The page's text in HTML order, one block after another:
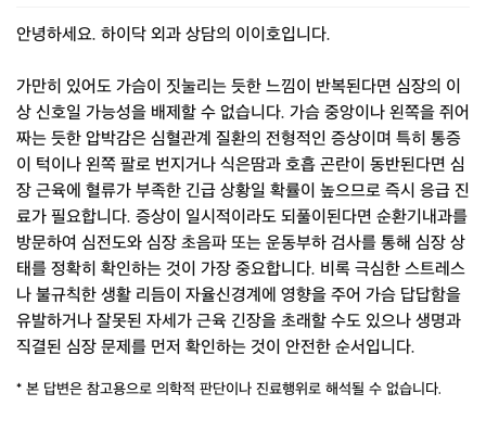
안녕하세요. 하이닥 외과 상담의 이이호입니다.
가만히 있어도 가슴이 짓눌리는 듯한 느낌이 반복된다면 심장의 이
상 신호일 가능성을 배제할 수 없습니다. 가슴 중앙이나 왼쪽을 쥐어
짜는 듯한 압박감은 심혈관계 질환의 전형적인 증상이며 특히 통증
이 턱이나 왼쪽 팔로 번지거나 식은땀과 호흡 곤란이 동반된다면 심
장 근육에 혈류가 부족한 긴급 상황일 확률이 높으므로 즉시 응급 진
료가 필요합니다. 증상이 일시적이라도 되풀이된다면 순환기내과를
방문하여 심전도와 심장 초음파 또는 운동부하 검사를 통해 심장 상
태를 정확히 확인하는 것이 가장 중요합니다. 비록 극심한 스트레스
나 불규칙한 생활 리듬이 자율신경계에 영향을 주어 가슴 답답함을
유발하거나 잘못된 자세가 근육 긴장을 초래할 수도 있으나 생명과
직결된 심장 문제를 먼저 확인하는 것이 안전한 순서입니다.
* 본 답변은 참고용으로 의학적 판단이나 진료행위로 해석될 수 없습니다.